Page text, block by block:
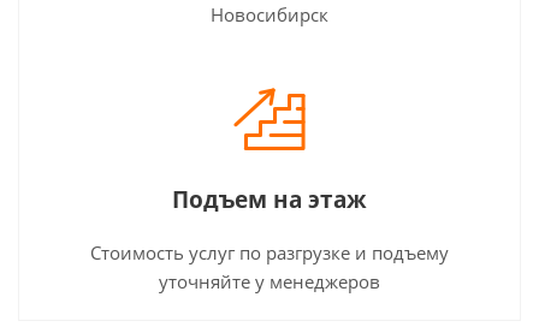
Новосибирск
Подъем на этаж
Стоимость услуг по разгрузке и подъему
уточняйте у менеджеров